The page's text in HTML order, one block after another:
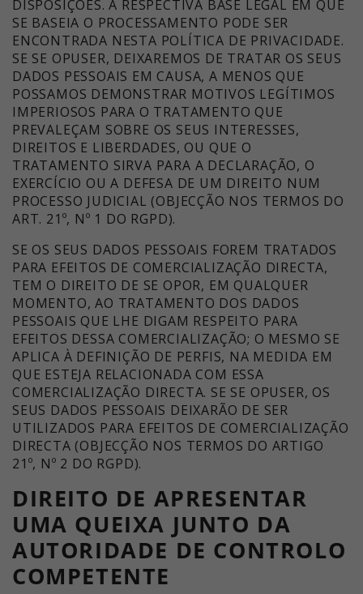
DISPOSIÇÕES. A RESPECTIVA BASE LEGAL EM QUE
SE BASEIA O PROCESSAMENTO PODE SER
ENCONTRADA NESTA POLÍTICA DE PRIVACIDADE.
SE SE OPUSER, DEIXAREMOS DE TRATAR OS SEUS
DADOS PESSOAIS EM CAUSA, A MENOS QUE
POSSAMOS DEMONSTRAR MOTIVOS LEGÍTIMOS
IMPERIOSOS PARA O TRATAMENTO QUE
PREVALEÇAM SOBRE OS SEUS INTERESSES,
DIREITOS E LIBERDADES, OU QUE O
TRATAMENTO SIRVA PARA A DECLARAÇÃO, O
EXERCÍCIO OU A DEFESA DE UM DIREITO NUM
PROCESSO JUDICIAL (OBJECÇÃO NOS TERMOS DO
ART. 21º, Nº 1 DO RGPD).
SE OS SEUS DADOS PESSOAIS FOREM TRATADOS
PARA EFEITOS DE COMERCIALIZAÇÃO DIRECTA,
TEM O DIREITO DE SE OPOR, EM QUALQUER
MOMENTO, AO TRATAMENTO DOS DADOS
PESSOAIS QUE LHE DIGAM RESPEITO PARA
EFEITOS DESSA COMERCIALIZAÇÃO; O MESMO SE
APLICA À DEFINIÇÃO DE PERFIS, NA MEDIDA EM
QUE ESTEJA RELACIONADA COM ESSA
COMERCIALIZAÇÃO DIRECTA. SE SE OPUSER, OS
SEUS DADOS PESSOAIS DEIXARÃO DE SER
UTILIZADOS PARA EFEITOS DE COMERCIALIZAÇÃO
DIRECTA (OBJECÇÃO NOS TERMOS DO ARTIGO
21º, Nº 2 DO RGPD).
DIREITO DE APRESENTAR
UMA QUEIXA JUNTO DA
AUTORIDADE DE CONTROLO
COMPETENTE